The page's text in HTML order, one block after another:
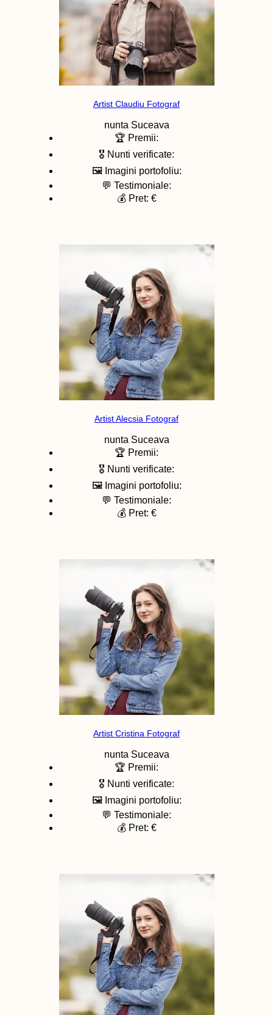
Artist Claudiu Fotograf
nunta Suceava
🏆 Premii:
🎖️ Nunti verificate:
🖼️ Imagini portofoliu:
💬 Testimoniale:
💰 Pret: €
Artist Alecsia Fotograf
nunta Suceava
🏆 Premii:
🎖️ Nunti verificate:
🖼️ Imagini portofoliu:
💬 Testimoniale:
💰 Pret: €
Artist Cristina Fotograf
nunta Suceava
🏆 Premii:
🎖️ Nunti verificate:
🖼️ Imagini portofoliu:
💬 Testimoniale:
💰 Pret: €